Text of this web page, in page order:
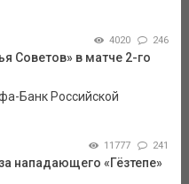
4020 246
Советов» в матче 2-го
Банк Российской
11777 241
нападающего «Гёзтепе»